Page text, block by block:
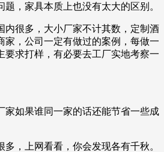
，家具本质上也没有太大的区别。
内很多，大小厂家不计其数，定制酒
家，公司一定有做过的案例，每做一
要求打样，有必要去工厂实地考察一
家如果谁同一家的话还能节省一些成
，上网看看，你会发现各有千秋。